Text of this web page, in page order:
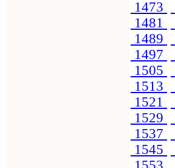
1473
1481
1489
1497
1505
1513
1521
1529
1537
1545